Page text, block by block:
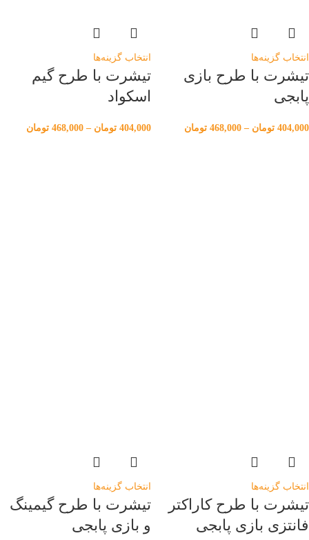
انتخاب گزینه‌ها
تیشرت با طرح بازی
پابجی
404,000 تومان –
468,000 تومان
انتخاب گزینه‌ها
تیشرت با طرح گیم
اسکواد
404,000 تومان –
468,000 تومان
انتخاب گزینه‌ها
تیشرت با طرح کاراکتر
فانتزی بازی پابجی
انتخاب گزینه‌ها
تیشرت با طرح گیمینگ
و بازی پابجی